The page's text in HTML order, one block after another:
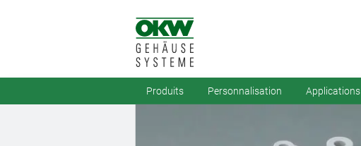
Produits Personnalisation Applications